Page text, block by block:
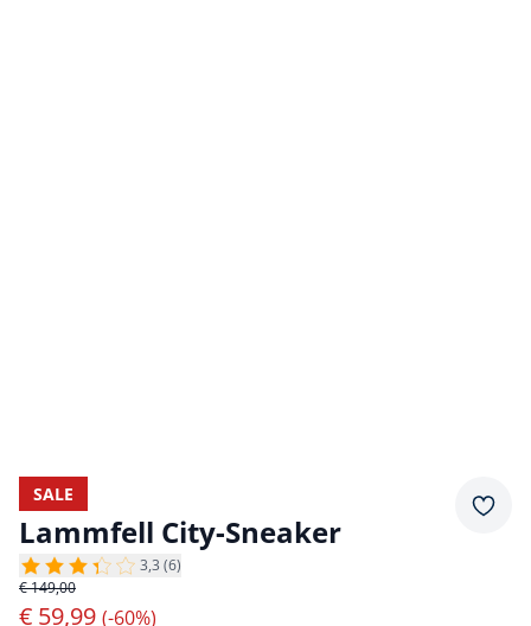
SALE
Lammfell City-Sneaker
3,3 (6)
€ 149,00
€ 59,99 (-60%)